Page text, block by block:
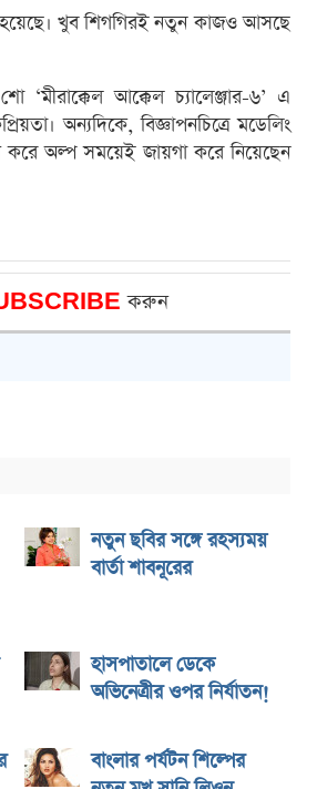
হয়েছে। খুব শিগগিরই নতুন কাজও আসছে
আক্কেল চ্যালেঞ্জার-৬’ এ
অন্যদিকে, বিজ্ঞাপনচিত্রে মডেলিং
অল্প সময়েই জায়গা করে নিয়েছেন
করুন
নতুন ছবির সঙ্গে রহস্যময়
বার্তা শাবনূরের
হাসপাতালে ডেকে
অভিনেত্রীর ওপর নির্যাতন!
বাংলার পর্যটন শিল্পের